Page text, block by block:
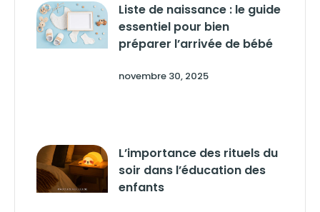
Liste de naissance : le guide
essentiel pour bien
préparer l’arrivée de bébé
novembre 30, 2025
L’importance des rituels du
soir dans l’éducation des
enfants